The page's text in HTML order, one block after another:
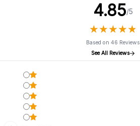
4.85/5
★★★★★
★★★★★
Based on 46 Reviews
See All Reviews